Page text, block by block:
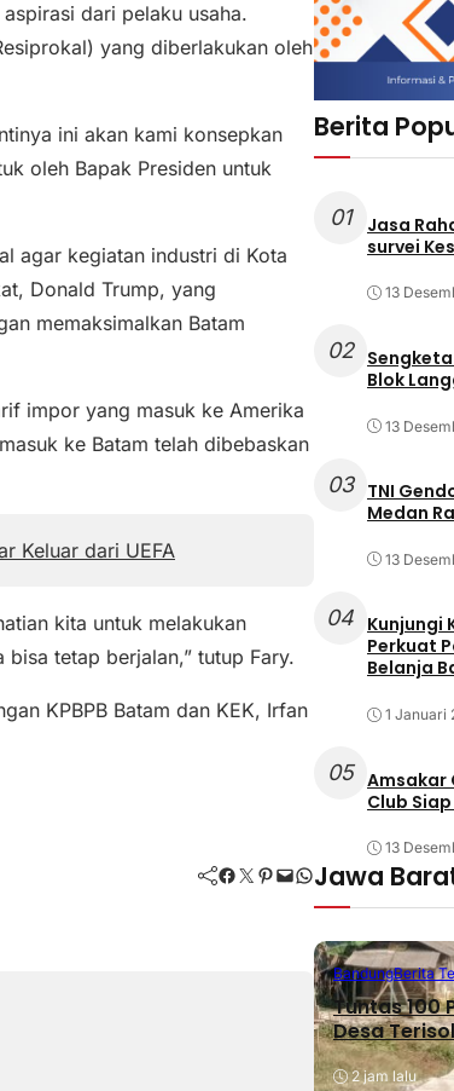
dari pelaku usaha.
yang diberlakukan oleh
ini akan kami konsepkan
oleh Bapak Presiden untuk
agar kegiatan industri di Kota
Donald Trump, yang
memaksimalkan Batam
impor yang masuk ke Amerika
ke Batam telah dibebaskan
Keluar dari UEFA
kita untuk melakukan
tetap berjalan,” tutup Fary.
KPBPB Batam dan KEK, Irfan
Facebook Twitter Pinterest Mail WhatsApp
Berita
01
Jasa
survei
13
02
Blok
13
03
TNI
Medan
13
04 Kunjungi
Perkuat
Belanja
1 Januari
05 Amsakar
Club
13
Jawa
BandungBerita
Tuntas 100
Desa
2 jam lalu